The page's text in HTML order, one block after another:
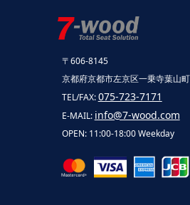
〒606-8145
京都府京都市左京区一乗寺葉山
TEL/FAX:075-723-7171
E-MAIL: info@7-wood.com
OPEN: 11:00-18:00 Weekday